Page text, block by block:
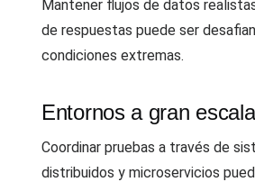
Mantener flujos de datos
de respuestas puede ser
condiciones extremas.
Entornos a gran escala
Coordinar pruebas a través de
distribuidos y microservicios